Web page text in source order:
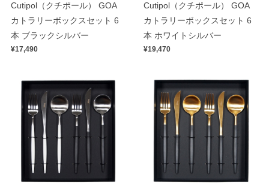
Cutipol（クチポール） GOA
カトラリーボックスセット 6
本 ブラックシルバー
¥17,490
Cutipol（クチポール） GOA
カトラリーボックスセット 6
本 ホワイトシルバー
¥19,470